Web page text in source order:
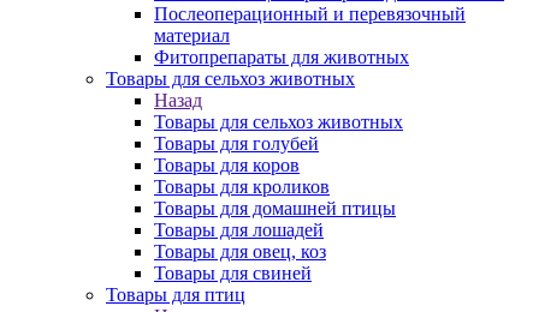
Послеоперационный и перевязочный
материал
Фитопрепараты для животных
Товары для сельхоз животных
Назад
Товары для сельхоз животных
Товары для голубей
Товары для коров
Товары для кроликов
Товары для домашней птицы
Товары для лошадей
Товары для овец, коз
Товары для свиней
Товары для птиц